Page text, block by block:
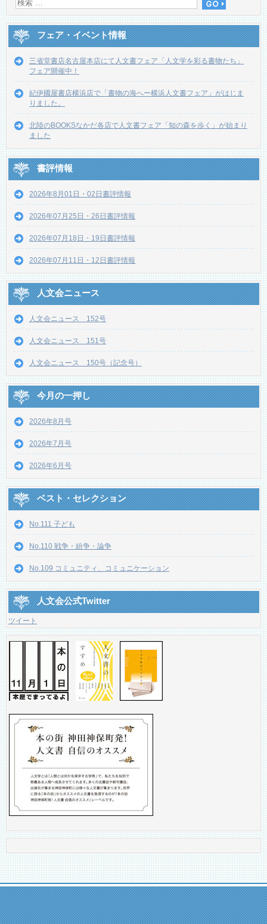
フェア・イベント情報
三省堂書店名古屋本店にて人文書フェア「人文学を彩る書物たち」
フェア開催中！
紀伊國屋書店横浜店で「書物の海へー横浜人文書フェア」がはじま
りました。
北陸のBOOKSなかだ各店で人文書フェア「知の森を歩く」が始まり
ました
書評情報
2026年8月01日・02日書評情報
2026年07月25日・26日書評情報
2026年07月18日・19日書評情報
2026年07月11日・12日書評情報
人文会ニュース
人文会ニュース 152号
人文会ニュース 151号
人文会ニュース 150号（記念号）
今月の一押し
2026年8月号
2026年7月号
2026年6月号
ベスト・セレクション
No.111 子ども
No.110 戦争・紛争・論争
No.109 コミュニティ、コミュニケーション
人文会公式Twitter
ツイート